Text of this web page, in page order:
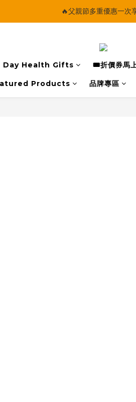
🔥父親節多重優惠一次
🔥父親節多重優惠一次
🔥父親節多重優惠一次
Day Health Gifts 🎟️折價券馬
Products 品牌專區